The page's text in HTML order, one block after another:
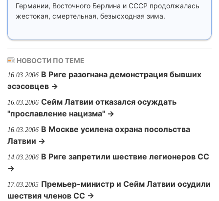
Германии, Восточного Берлина и СССР продолжалась
жестокая, смертельная, безысходная зима.
НОВОСТИ ПО ТЕМЕ
16.03.2006 В Риге разогнана демонстрация бывших
эсэсовцев →
16.03.2006 Сейм Латвии отказался осуждать
"прославление нацизма" →
16.03.2006 В Москве усилена охрана посольства
Латвии →
14.03.2006 В Риге запретили шествие легионеров СС
→
17.03.2005 Премьер-министр и Сейм Латвии осудили
шествия членов СС →